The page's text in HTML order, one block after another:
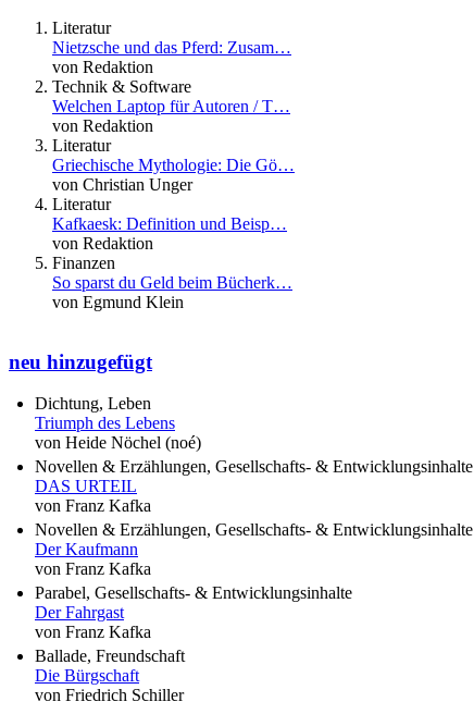
Literatur
Nietzsche und das Pferd: Zusam…
von Redaktion
Technik & Software
Welchen Laptop für Autoren / T…
von Redaktion
Literatur
Griechische Mythologie: Die Gö…
von Christian Unger
Literatur
Kafkaesk: Definition und Beisp…
von Redaktion
Finanzen
So sparst du Geld beim Bücherk…
von Egmund Klein
neu hinzugefügt
Dichtung, Leben
Triumph des Lebens
von Heide Nöchel (noé)
Novellen & Erzählungen, Gesellschafts- & Entwicklungsinhalte
DAS URTEIL
von Franz Kafka
Novellen & Erzählungen, Gesellschafts- & Entwicklungsinhalte
Der Kaufmann
von Franz Kafka
Parabel, Gesellschafts- & Entwicklungsinhalte
Der Fahrgast
von Franz Kafka
Ballade, Freundschaft
Die Bürgschaft
von Friedrich Schiller